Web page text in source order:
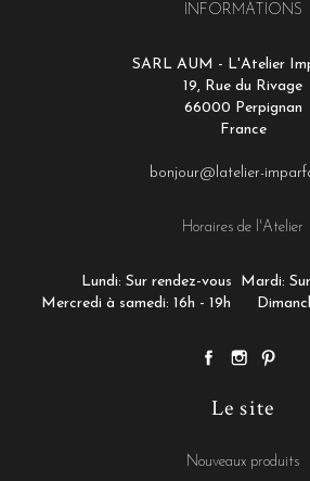
INFORMATIONS
SARL AUM - L'Atelier
19, Rue du Rivage
66000 Perpignan
France
bonjour@latelier-
Horaires de l'Atelier
Lundi: Sur rendez-vous
Mardi:
Mercredi à samedi: 16h - 19h
Le site
Nouveaux produits